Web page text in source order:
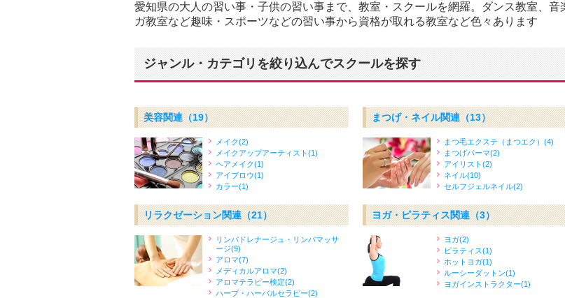
愛知県の大人の習い事・子供の習い事まで、教室・スクールを網羅。ダンス教室、
ガ教室など趣味・スポーツなどの習い事から資格が取れる教室など色々あります
ジャンル・カテゴリを絞り込んでスクールを探す
美容関連（19）
メイク(2)
メイクアップアーティスト(1)
ヘアメイク(1)
アイブロウ(1)
カラー(1)
まつげ・ネイル関連（13）
まつ毛エクステ（まつエク）(4)
まつげパーマ(2)
アイリスト(2)
ネイル(10)
セルフジェルネイル(2)
リラクゼーション関連（21）
リンパドレナージュ・リンパマッサ
ージ(9)
アロマ(7)
メディカルアロマ(2)
アロマテラピー検定(2)
ハーブ・ハーバルセラピー(2)
ヨガ・ピラティス関連（3）
ヨガ(2)
ピラティス(1)
ホットヨガ(1)
ルーシーダットン(1)
ヨガインストラクター(1)